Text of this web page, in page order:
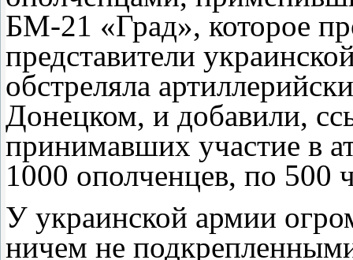
БМ-21 «Град», которое
представители
обстреляла
Донецком, и добавили,
принимавших участие в
1000 ополченцев, по 500
У украинской армии
ничем не